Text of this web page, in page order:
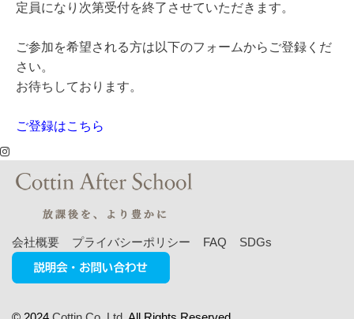
定員になり次第受付を終了させていただきます。
ご参加を希望される方は以下のフォームからご登録くだ
さい。
お待ちしております。
ご登録はこちら
会社概要 プライバシーポリシー FAQ SDGs